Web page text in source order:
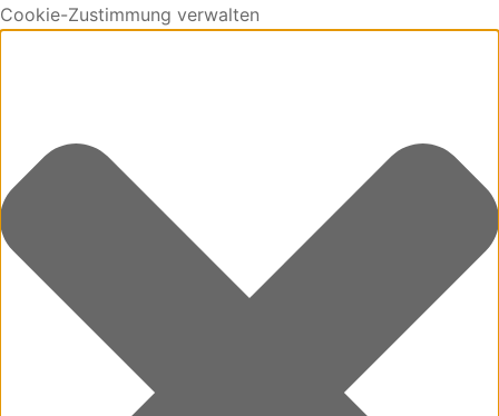
Cookie-Zustimmung verwalten
Cart0
No products in the cart.